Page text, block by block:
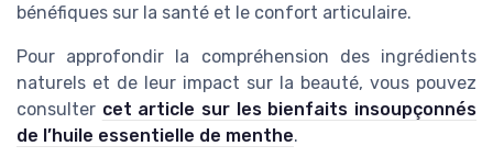
bénéfiques sur la santé et le confort articulaire.
Pour approfondir la compréhension des ingrédients
naturels et de leur impact sur la beauté, vous pouvez
consulter cet article sur les bienfaits insoupçonnés
de l’huile essentielle de menthe.